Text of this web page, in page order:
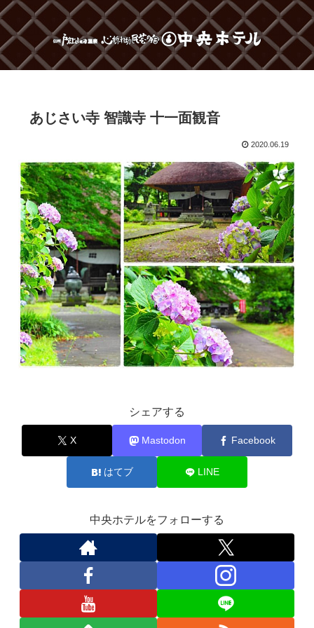
あじさい寺 智識寺 十一面観音
2020.06.19
シェアする
X Mastodon Facebook
はてブ LINE
中央ホテルをフォローする